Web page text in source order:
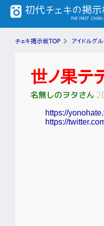
チェキ掲示板TOP アイドルグ
世ノ果テ
名無しのヲタさん
https://
https://